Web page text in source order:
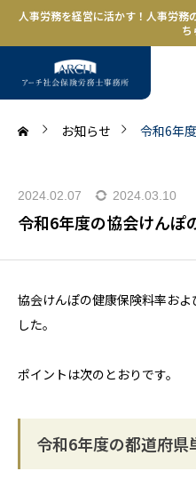
人事労務を経営に活かす！人事労務
ち
お知らせ 令和6年
2024.02.07 2024.03.10
令和6年度の協会けん
協会けんぽの健康保険料率お
した。
ポイントは次のとおりです。
令和6年度の都道府県